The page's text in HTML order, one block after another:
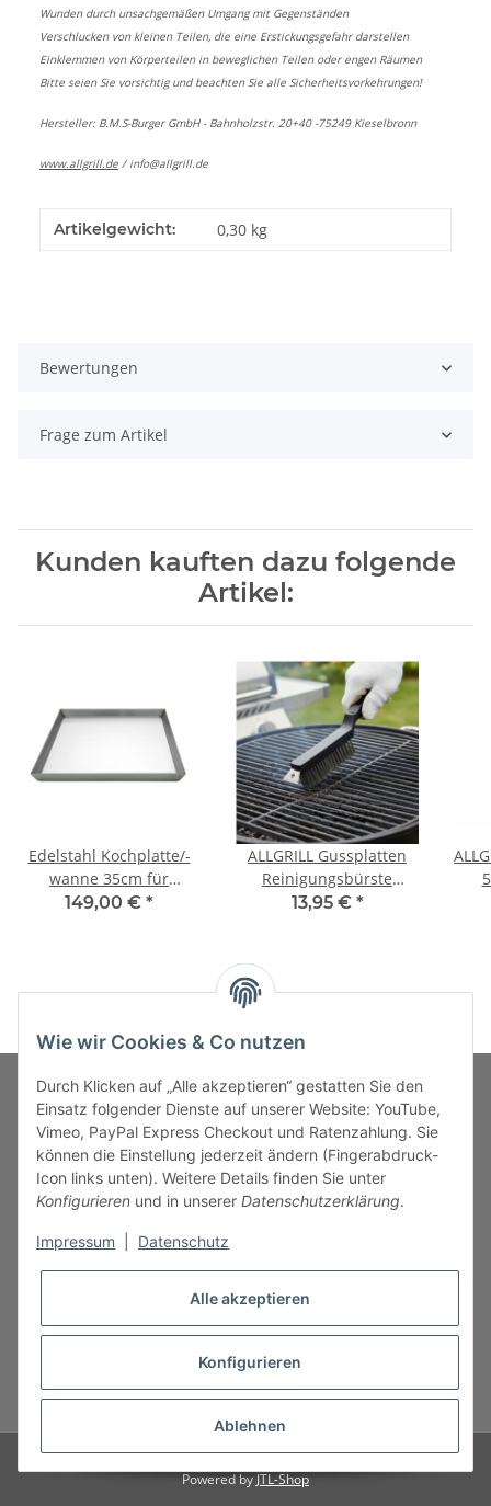
Wunden durch unsachgemäßen Umgang mit Gegenständen
Verschlucken von kleinen Teilen, die eine Erstickungsgefahr darstellen
Einklemmen von Körperteilen in beweglichen Teilen oder engen Räumen
Bitte seien Sie vorsichtig und beachten Sie alle Sicherheitsvorkehrungen!
Hersteller: B.M.S-Burger GmbH - Bahnholzstr. 20+40 -75249 Kieselbronn
www.allgrill.de / info@allgrill.de
Artikelgewicht: 0,30 kg
Bewertungen
Frage zum Artikel
Kunden kauften dazu folgende
Artikel:
Edelstahl Kochplatte/-
wanne 35cm für
ALLGRILL Allrounder L,
149,00 € *
ALLGRILL Gussplatten
Reinigungsbürste
15/29x2,5 cm
13,95 € *
MARKENWELT
SERVICE
INFORMATIONEN
* Alle Preise inkl. gesetzlicher USt., zzgl.Versand
© B.M.S-Burger GmbH
Powered byJTL-Shop
Wie wir Cookies & Co nutzen
Durch Klicken auf „Alle akzeptieren“ gestatten Sie den
Einsatz folgender Dienste auf unserer Website: YouTube,
Vimeo, PayPal Express Checkout und Ratenzahlung. Sie
können die Einstellung jederzeit ändern (Fingerabdruck-
Icon links unten). Weitere Details finden Sie unter
Konfigurieren und in unserer Datenschutzerklärung.
Impressum Datenschutz
Alle akzeptieren
Konfigurieren
Ablehnen